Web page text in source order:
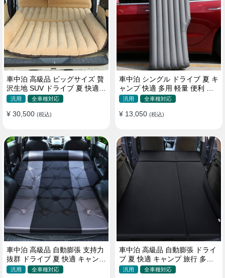
車中泊 高級品 ビッグサイズ 贅
沢生地 SUV ドライブ 夏 快適
キャンプ 旅行 収納便利 エアー
汎用 全車種対応
¥ 30,500 (税込)
車中泊 シングル ドライブ 夏 キ
ャンプ 快適 多用 軽量 便利 省
スペース 旅行 エアーベッド
汎用 全車種対応
¥ 13,050 (税込)
車中泊 高級品 自動膨張 支持力
抜群 ドライブ 夏 快適 キャンプ
旅行 省スペース エアーベッド
汎用 全車種対応
車中泊 高級品 自動膨張 ドライ
ブ 夏 快適 キャンプ 旅行 多用
取付簡単 収納便利 エアーベッ
汎用 全車種対応